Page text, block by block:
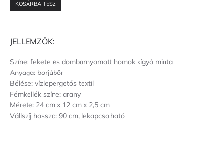
KOSÁRBA TESZ
JELLEMZŐK:
Színe: fekete és dombornyomott homok kígyó minta
Anyaga: borjúbőr
Bélése: vízlepergetős textil
Fémkellék színe: arany
Mérete: 24 cm x 12 cm x 2,5 cm
Vállszíj hossza: 90 cm, lekapcsolható